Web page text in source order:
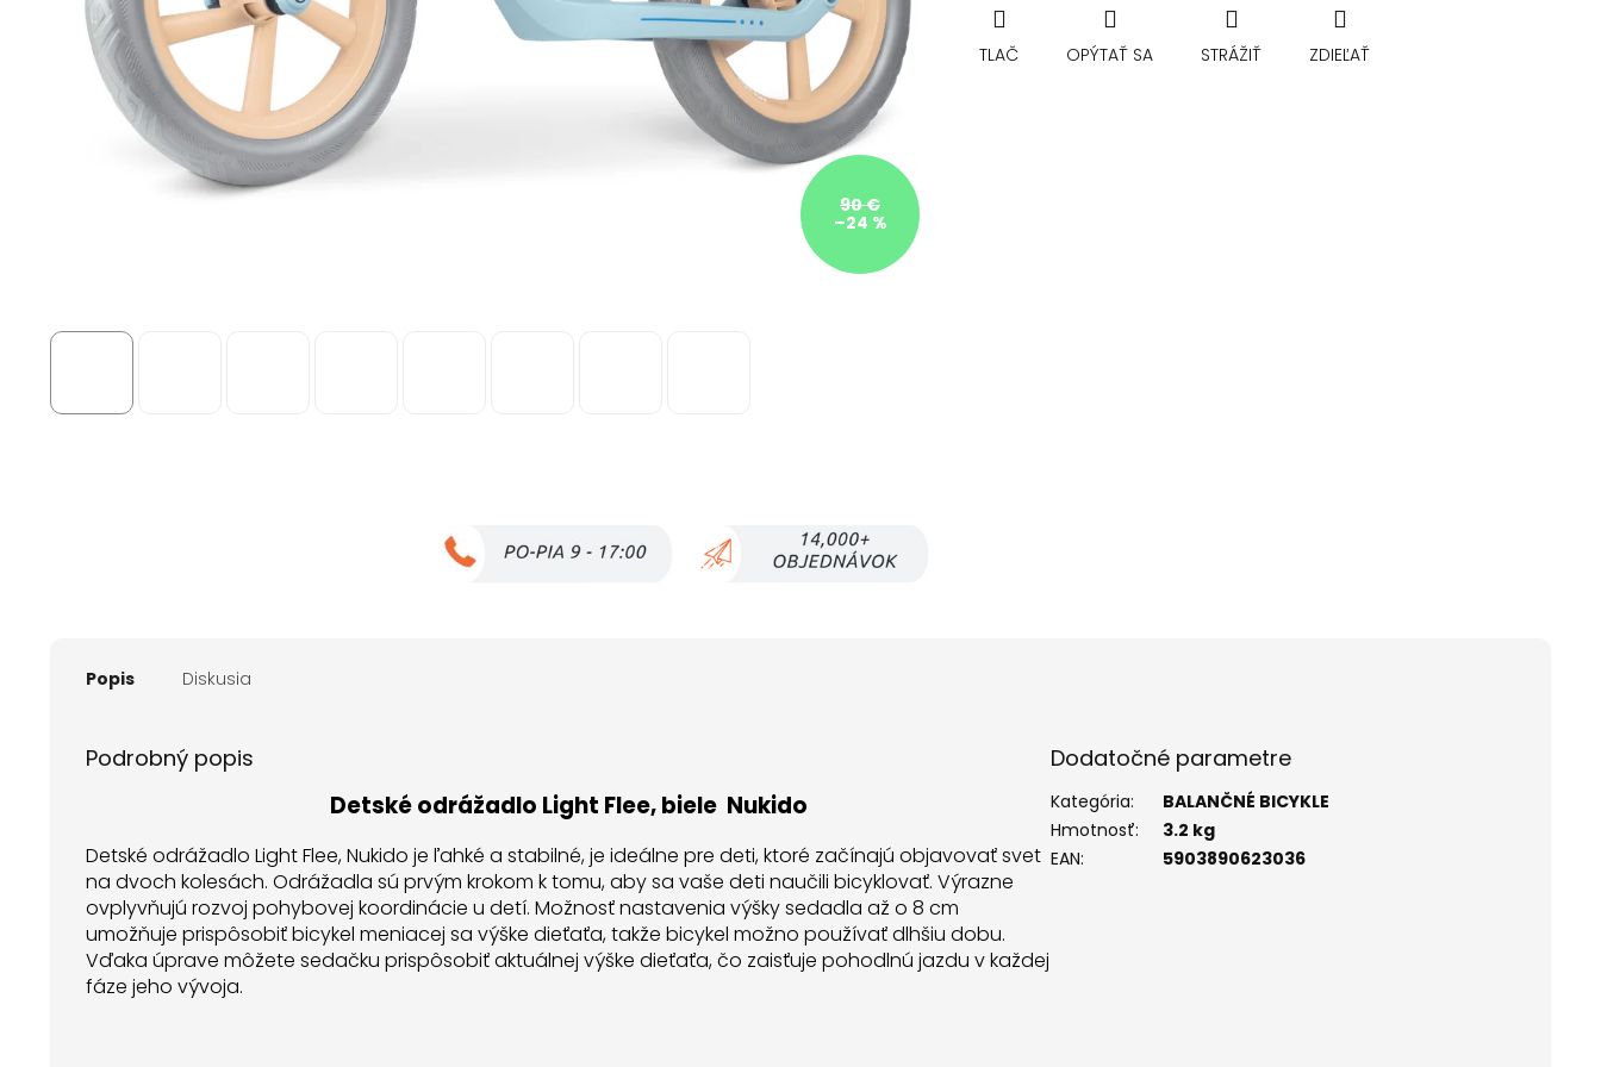
90 €
–24 %
TLAČ OPÝTAŤ SA STRÁŽIŤ ZDIEĽAŤ
Popis Diskusia
Podrobný popis
Detské odrážadlo Light Flee, biele Nukido
Detské odrážadlo Light Flee, Nukido je ľahké a stabilné, je ideálne pre deti, ktoré začínajú objavovať svet
na dvoch kolesách. Odrážadla sú prvým krokom k tomu, aby sa vaše deti naučili bicyklovať. Výrazne
ovplyvňujú rozvoj pohybovej koordinácie u detí. Možnosť nastavenia výšky sedadla až o 8 cm
umožňuje prispôsobiť bicykel meniacej sa výške dieťaťa, takže bicykel možno používať dlhšiu dobu.
Vďaka úprave môžete sedačku prispôsobiť aktuálnej výške dieťaťa, čo zaisťuje pohodlnú jazdu v každej
fáze jeho vývoja.
Dodatočné parametre
Kategória:
BALANČNÉ BICYKLE
Hmotnosť:
3.2 kg
EAN: 5903890623036